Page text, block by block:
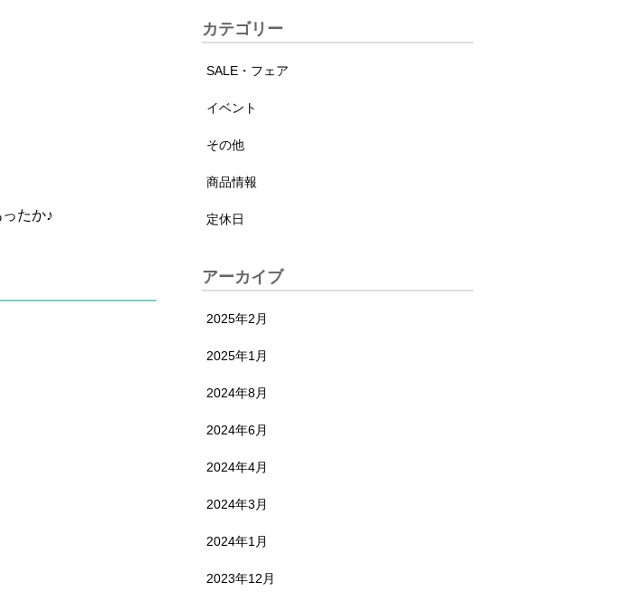
たか♪
カテゴリー
SALE・フェア
イベント
その他
商品情報
定休日
アーカイブ
2025年2月
2025年1月
2024年8月
2024年6月
2024年4月
2024年3月
2024年1月
2023年12月